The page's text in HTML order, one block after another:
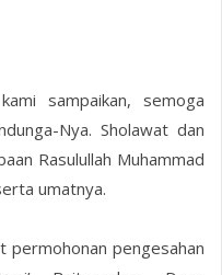
sampaikan, semoga
Nya. Sholawat dan
Rasulullah Muhammad
umatnya.
permohonan pengesahan